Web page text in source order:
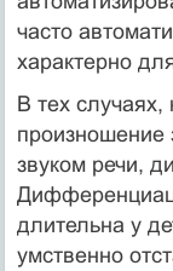
часто
характерно
В тех
произношение
звуком речи,
длительна у
умственно